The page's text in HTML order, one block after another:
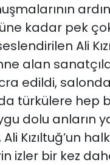
kadar pek
Ali
alan
edildi,
da türkülere hep
dolu anların
Kızıltuğ’un
izler bir kez